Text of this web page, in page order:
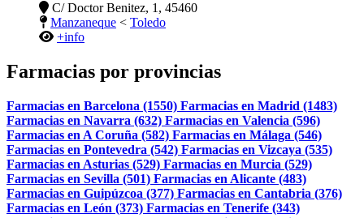
C/ Doctor Benitez, 1, 45460
Manzaneque < Toledo
+info
Farmacias por provincias
Farmacias en Barcelona (1550) Farmacias en Madrid (1483)
Farmacias en Navarra (632) Farmacias en Valencia (596)
Farmacias en A Coruña (582) Farmacias en Málaga (546)
Farmacias en Pontevedra (542) Farmacias en Vizcaya (535)
Farmacias en Asturias (529) Farmacias en Murcia (529)
Farmacias en Sevilla (501) Farmacias en Alicante (483)
Farmacias en Guipúzcoa (377) Farmacias en Cantabria (376)
Farmacias en León (373) Farmacias en Tenerife (343)